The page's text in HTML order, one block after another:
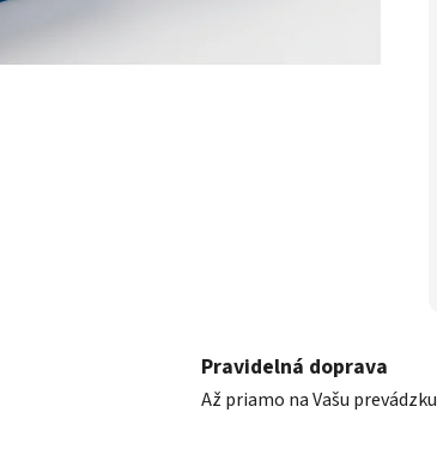
Pravidelná doprava
Až priamo na Vašu prevádzku